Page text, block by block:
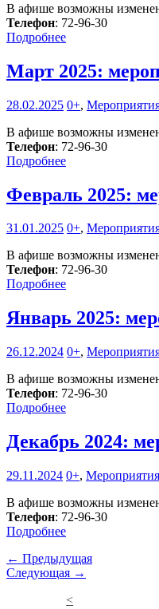
В афише возможны
Телефон: 72-96-30
Подробнее
Март 2025:
28.02.2025 0+,
В афише возможны
Телефон: 72-96-30
Подробнее
Февраль 2025:
31.01.2025 0+,
В афише возможны
Телефон: 72-96-30
Подробнее
Январь 2025:
26.12.2024 0+,
В афише возможны
Телефон: 72-96-30
Подробнее
Декабрь 2024:
29.11.2024 0+, Мероприятия
В афише возможны
Телефон: 72-96-30
Подробнее
← Предыдущая
Следующая →
<